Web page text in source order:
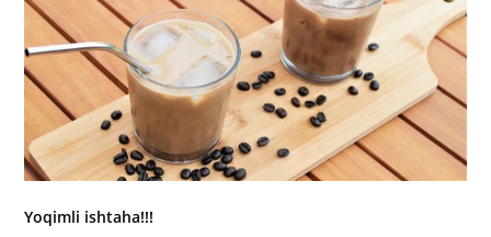
Yoqimli ishtaha!!!